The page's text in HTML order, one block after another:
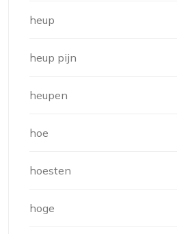
heup
heup pijn
heupen
hoe
hoesten
hoge